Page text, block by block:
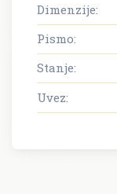
Dimenzije:
Pismo:
Stanje:
Uvez: